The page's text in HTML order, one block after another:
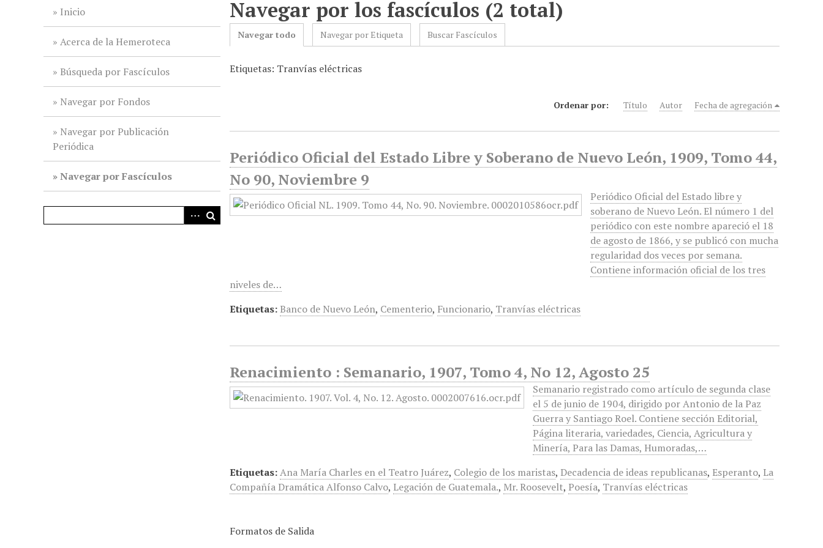
Inicio
Acerca de la Hemeroteca
Búsqueda por Fascículos
Navegar por Fondos
Navegar por Publicación
Periódica
Navegar por Fascículos
Navegar por los fascículos (2 total)
Navegar todo Navegar por Etiqueta Buscar Fascículos
Etiquetas: Tranvías eléctricas
Ordenar por: Título Autor Fecha de agregación
Periódico Oficial del Estado Libre y Soberano de Nuevo León, 1909, Tomo 44,
No 90, Noviembre 9
Periódico Oficial del Estado libre y
soberano de Nuevo León. El número 1 del
periódico con este nombre apareció el 18
de agosto de 1866, y se publicó con mucha
regularidad dos veces por semana.
Contiene información oficial de los tres
niveles de…
Etiquetas: Banco de Nuevo León, Cementerio, Funcionario, Tranvías eléctricas
Renacimiento : Semanario, 1907, Tomo 4, No 12, Agosto 25
Semanario registrado como artículo de segunda clase
el 5 de junio de 1904, dirigido por Antonio de la Paz
Guerra y Santiago Roel. Contiene sección Editorial,
Página literaria, variedades, Ciencia, Agricultura y
Minería, Para las Damas, Humoradas,…
Etiquetas:Ana María Charles en el Teatro Juárez, Colegio de los maristas, Decadencia de ideas republicanas, Esperanto, La
Compañía Dramática Alfonso Calvo, Legación de Guatemala., Mr. Roosevelt, Poesía, Tranvías eléctricas
Formatos de Salida